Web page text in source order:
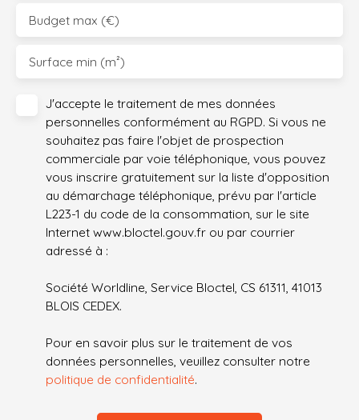
Budget max (€)
Surface min (m²)
J'accepte le traitement de mes données
personnelles conformément au RGPD. Si vous ne
souhaitez pas faire l'objet de prospection
commerciale par voie téléphonique, vous pouvez
vous inscrire gratuitement sur la liste d'opposition
au démarchage téléphonique, prévu par l'article
L223-1 du code de la consommation, sur le site
Internet www.bloctel.gouv.fr ou par courrier
adressé à :
Société Worldline, Service Bloctel, CS 61311, 41013
BLOIS CEDEX.
Pour en savoir plus sur le traitement de vos
données personnelles, veuillez consulter notre
politique de confidentialité.